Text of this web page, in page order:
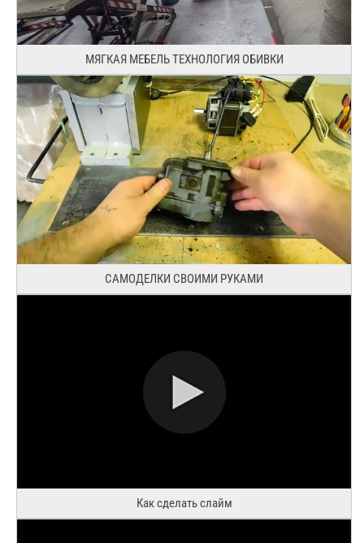
МЯГКАЯ МЕБЕЛЬ ТЕХНОЛОГИЯ ОБИВКИ
САМОДЕЛКИ СВОИМИ РУКАМИ
Как сделать слайм